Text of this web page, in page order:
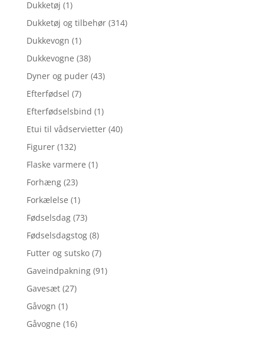
Dukketøj (1)
Dukketøj og tilbehør (314)
Dukkevogn (1)
Dukkevogne (38)
Dyner og puder (43)
Efterfødsel (7)
Efterfødselsbind (1)
Etui til vådservietter (40)
Figurer (132)
Flaske varmere (1)
Forhæng (23)
Forkælelse (1)
Fødselsdag (73)
Fødselsdagstog (8)
Futter og sutsko (7)
Gaveindpakning (91)
Gavesæt (27)
Gåvogn (1)
Gåvogne (16)